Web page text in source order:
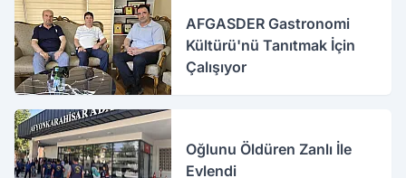
AFGASDER Gastronomi
Kültürü'nü Tanıtmak İçin
Çalışıyor
Oğlunu Öldüren Zanlı İle
Evlendi